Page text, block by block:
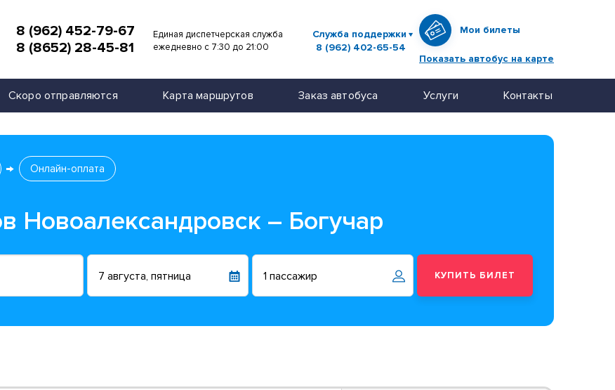
8 (962) 452-79-67
8 (8652) 28-45-81
Единая диспетчерская служба
ежедневно с 7:30 до 21:00
Служба поддержки
8 (962) 402-65-54
Мои билеты
Показать автобус на карте
Скоро отправляются Карта маршрутов Заказ автобуса Услуги Контакты
Онлайн-оплата
Новоалександровск – Богучар